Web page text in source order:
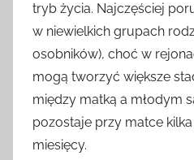
tryb życia. Najczęściej
w niewielkich grupach
osobników), choć w
mogą tworzyć większe
między matką a młodym
pozostaje przy matce
miesięcy.